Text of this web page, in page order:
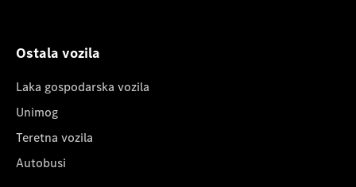
Ostala vozila
Laka gospodarska vozila
Unimog
Teretna vozila
Autobusi